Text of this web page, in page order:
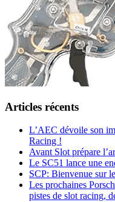
Articles récents
L’AEC dévoile son
Racing !
Avant Slot prépare
Le SC51 lance une
SCP: Bienvenue sur
Les prochaines
pistes de slot racing,